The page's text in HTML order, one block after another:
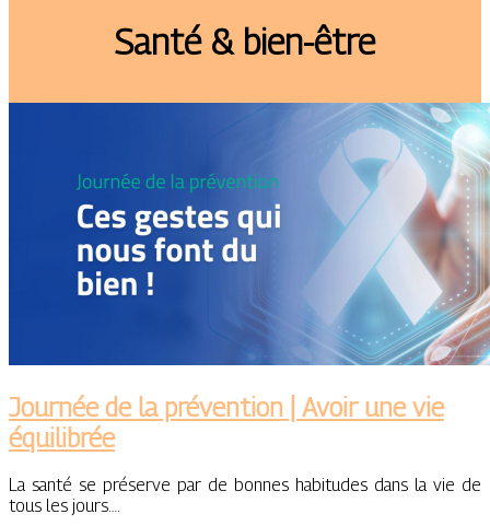
Santé & bien-être
Journée de la prévention | Avoir une vie
équilibrée
La santé se préserve par de bonnes habitudes dans la vie de
tous les jours….